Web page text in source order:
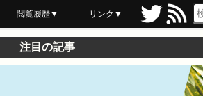
閲覧履歴▼
最近読んだ
あとで読む
ブックマーク
リンク▼
注目の記事